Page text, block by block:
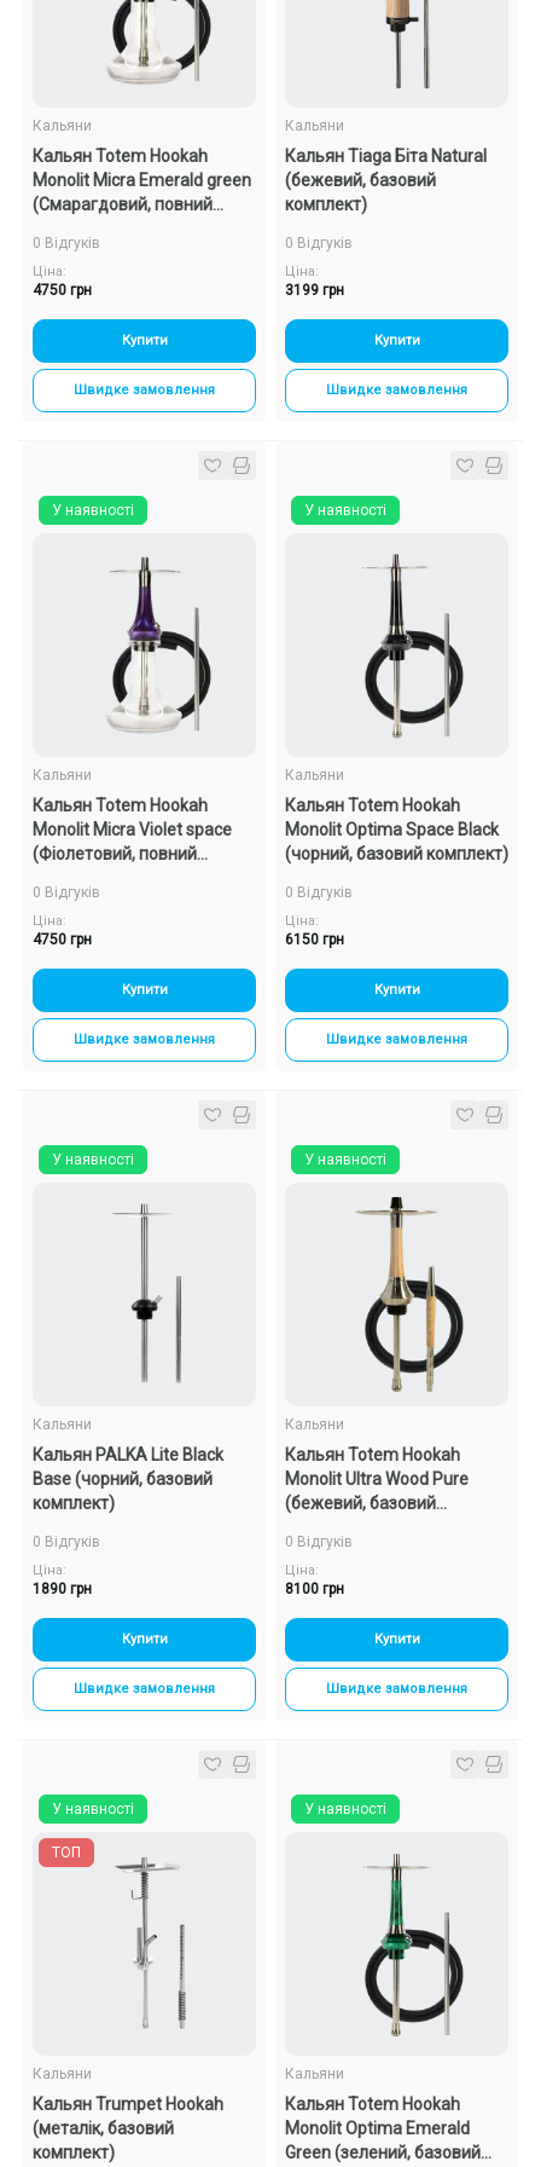
Подарункові набори
Знижки та опт
Кальяни
Кальян Totem Hookah
Monolit Micra Emerald green
(Смарагдовий, повний
0 Відгуків
Ціна:
4750 грн
Купити
Швидке замовлення
Кальяни
Кальян Tiaga Біта Natural
(бежевий, базовий
комплект)
0 Відгуків
Ціна:
3199 грн
Купити
Швидке замовлення
У наявності
Кальяни
Кальян Totem Hookah
Monolit Micra Violet space
(Фіолетовий, повний
0 Відгуків
Ціна:
4750 грн
Купити
Швидке замовлення
У наявності
Кальяни
Кальян Totem Hookah
Monolit Optima Space Black
(чорний, базовий комплект)
0 Відгуків
Ціна:
6150 грн
Купити
Швидке замовлення
У наявності
Кальяни
Кальян PALKA Lite Black
Base (чорний, базовий
комплект)
0 Відгуків
Ціна:
1890 грн
Купити
Швидке замовлення
У наявності
Кальяни
Кальян Totem Hookah
Monolit Ultra Wood Pure
(бежевий, базовий
0 Відгуків
Ціна:
8100 грн
Купити
Швидке замовлення
У наявності
ТОП
Кальяни
Кальян Trumpet Hookah
(металік, базовий
комплект)
У наявності
Кальяни
Кальян Totem Hookah
Monolit Optima Emerald
Green (зелений, базовий